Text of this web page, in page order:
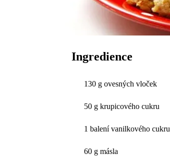
Ingredience
130 g ovesných vloček
50 g krupicového cukru
1 balení vanilkového cukru
60 g másla